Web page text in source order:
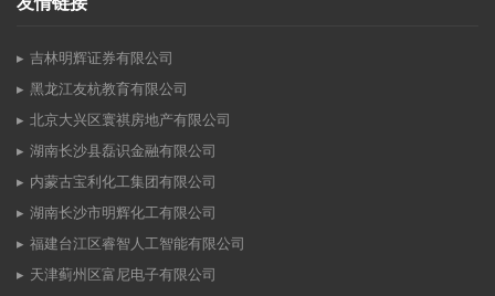
吉林明辉证券有限公司
黑龙江友杭教育有限公司
北京大兴区寰祺房地产有限公司
湖南长沙县磊识金融有限公司
内蒙古宝利化工集团有限公司
湖南长沙市明辉化工有限公司
福建台江区睿智人工智能有限公司
天津蓟州区富尼电子有限公司